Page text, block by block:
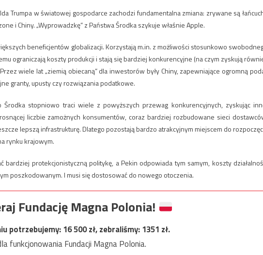
Trumpa w światowej gospodarce zachodzi fundamentalna zmiana: zrywane są
i Chiny. „Wyprowadzkę” z Państwa Środka szykuje właśnie Apple.
beneficjentów globalizacji. Korzystają m.in. z możliwości stosunkowo
ograniczają koszty produkcji i stają się bardziej konkurencyjne (na czym zyskują
wiele lat „ziemią obiecaną” dla inwestorów były Chiny, zapewniające ogromną
granty, upusty czy rozwiązania podatkowe.
stopniowo traci wiele z powyższych przewag konkurencyjnych, zyskując
liczbie zamożnych konsumentów, coraz bardziej rozbudowane sieci
lepszą infrastrukturę. Dlatego pozostają bardzo atrakcyjnym miejscem do
rynku krajowym.
bardziej protekcjonistyczną politykę, a Pekin odpowiada tym samym, koszty
poszkodowanym. I musi się dostosować do nowego otoczenia.
Fundację Magna Polonia!
potrzebujemy:16 500zł, zebraliśmy:1351 zł.
funkcjonowania Fundacji Magna Polonia.